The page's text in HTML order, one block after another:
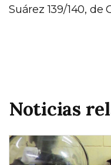
Suárez 139/140, de
Noticias